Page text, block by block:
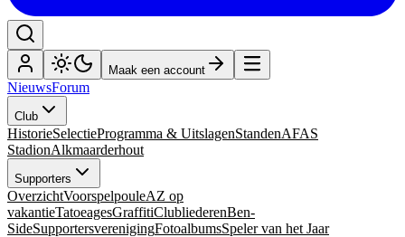
Maak een account
NieuwsForum
Club
HistorieSelectieProgramma & UitslagenStandenAFAS
StadionAlkmaarderhout
Supporters
OverzichtVoorspelpouleAZ op
vakantieTatoeagesGraffitiClubliederenBen-
SideSupportersverenigingFotoalbumsSpeler van het Jaar